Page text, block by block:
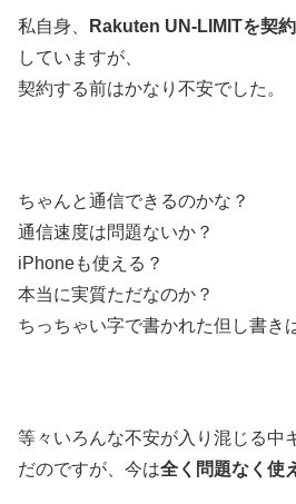
私自身、
Rakuten UN-LIMITを契
していますが、
契約する前はかなり不安でした。
ちゃんと通信できるのかな？
通信速度は問題ないか？
iPhoneも使える？
本当に実質ただなのか？
ちっちゃい字で書かれた但し書き
等々いろんな不安が入り混じる中
だのですが、今は全く問題なく使